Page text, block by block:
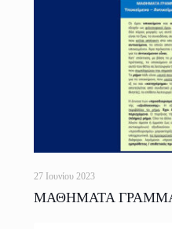
27 Ιουνίου 2023
ΜΑΘΗΜΑΤΑ